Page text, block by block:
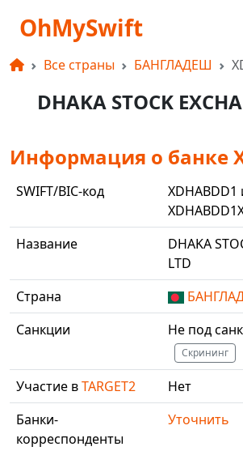
OhMySwift
Все страны БАНГЛАДЕШ
DHAKA STOCK
Информация о банке
SWIFT/BIC-код
XDHABDD1
Название
DHAKA
LTD
Страна
Санкции
Не под
Скрининг
Участие вTARGET2
Нет
Банки-
корреспонденты
Уточнить